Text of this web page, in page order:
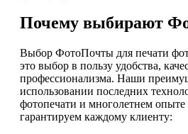
Почему выбирают
Выбор ФотоПочты для печати
это выбор в пользу удобства,
профессионализма. Наши
использовании последних
фотопечати и многолетнем
гарантируем каждому клиенту: